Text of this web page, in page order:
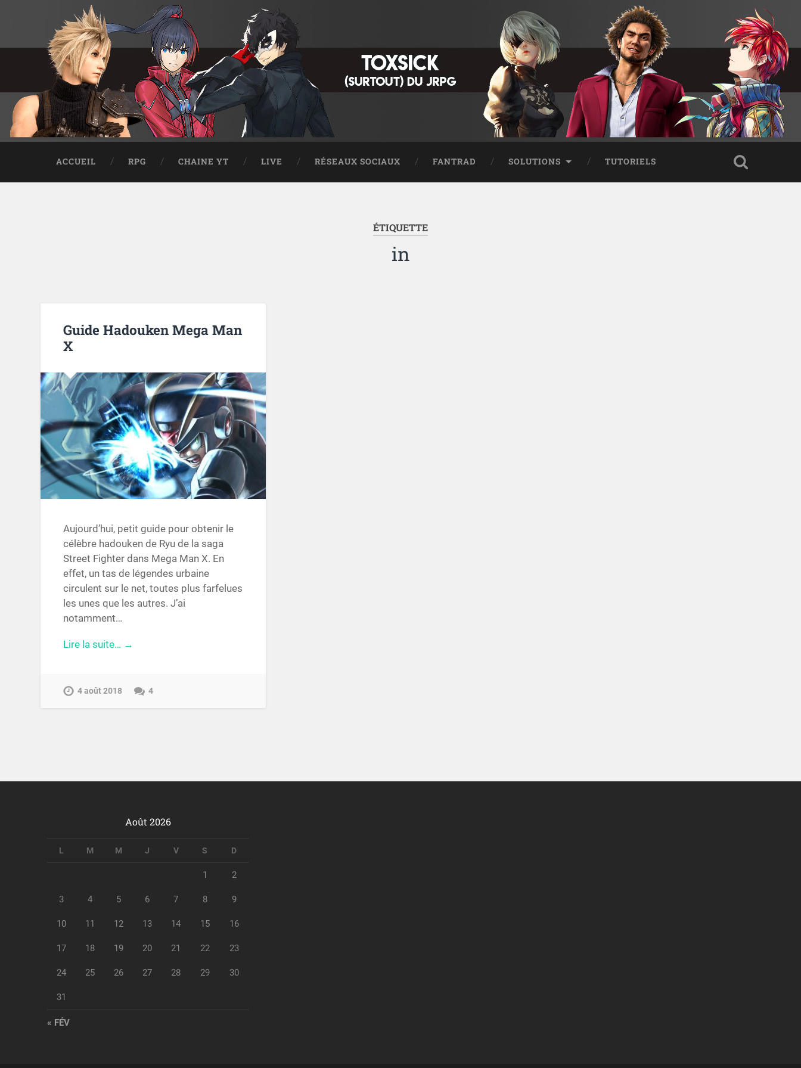
ACCUEIL RPG CHAINE YT LIVE RÉSEAUX SOCIAUX FANTRAD SOLUTIONS TUTORIELS
ÉTIQUETTE
in
Guide Hadouken Mega Man
X
Aujourd’hui, petit guide pour obtenir le
célèbre hadouken de Ryu de la saga
Street Fighter dans Mega Man X. En
effet, un tas de légendes urbaine
circulent sur le net, toutes plus farfelues
les unes que les autres. J’ai
notamment…
Lire la suite… →
4 août 2018 4
Août 2026
L M M J V S D
1 2
3 4 5 6 7 8 9
10 11 12 13 14 15 16
17 18 19 20 21 22 23
24 25 26 27 28 29 30
31
« FÉV